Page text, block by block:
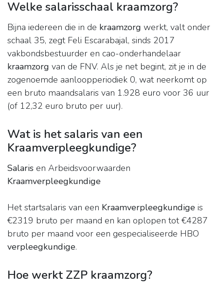
Welke salarisschaal kraamzorg?
Bijna iedereen die in de kraamzorg werkt, valt onder
schaal 35, zegt Feli Escarabajal, sinds 2017
vakbondsbestuurder en cao-onderhandelaar
kraamzorg van de FNV. Als je net begint, zit je in de
zogenoemde aanloopperiodiek 0, wat neerkomt op
een bruto maandsalaris van 1.928 euro voor 36 uur
(of 12,32 euro bruto per uur).
Wat is het salaris van een
Kraamverpleegkundige?
Salaris en Arbeidsvoorwaarden
Kraamverpleegkundige
Het startsalaris van een Kraamverpleegkundige is
€2319 bruto per maand en kan oplopen tot €4287
bruto per maand voor een gespecialiseerde HBO
verpleegkundige.
Hoe werkt ZZP kraamzorg?